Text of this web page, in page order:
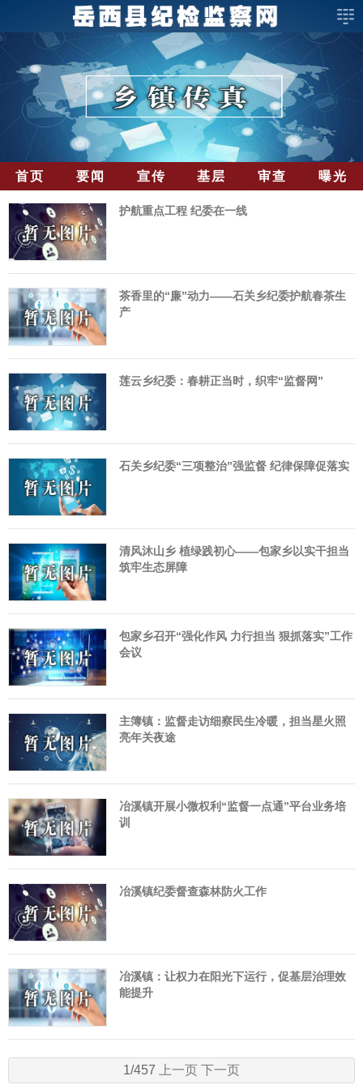
首页 要闻 宣传 基层 审查 曝光
护航重点工程 纪委在一线
茶香里的“廉”动力——石关乡纪委护航春茶生
产​
莲云乡纪委：春耕正当时，织牢“监督网”
石关乡纪委“三项整治”强监督 纪律保障促落实
清风沐山乡 植绿践初心——包家乡以实干担当
筑牢生态屏障
包家乡召开“强化作风 力行担当 狠抓落实”工作
会议
主簿镇：监督走访细察民生冷暖，担当星火照
亮年关夜途
冶溪镇开展小微权利“监督一点通”平台业务培
训
冶溪镇纪委督查森林防火工作
冶溪镇：让权力在阳光下运行，促基层治理效
能提升
1/457 上一页 下一页